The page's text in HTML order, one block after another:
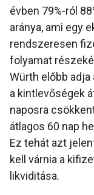
évben 79%-ról
aránya, ami egy
rendszeresen
folyamat
Würth előbb
a kintlevőségek
naposra
átlagos 60 nap
Ez tehát azt
kell várnia a
likviditása.